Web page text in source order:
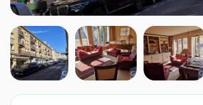
Nous contacter
Nous rejoindre